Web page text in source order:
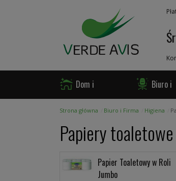
Dom i
Ogród
Biuro i
Firma
Strona główna Biuro i Firma Higiena
Papiery toaletowe
Papier Toaletowy w Roli
Jumbo